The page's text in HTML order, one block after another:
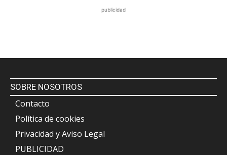
publicidad
SOBRE NOSOTROS
Contacto
Política de cookies
Privacidad y Aviso Legal
PUBLICIDAD